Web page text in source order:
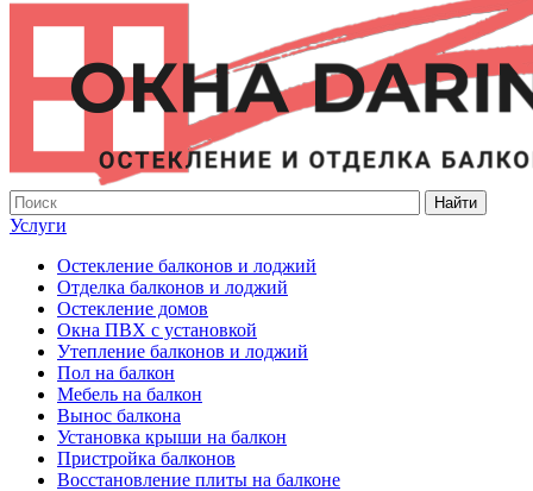
Найти
Услуги
Остекление балконов и лоджий
Отделка балконов и лоджий
Остекление домов
Окна ПВХ с установкой
Утепление балконов и лоджий
Пол на балкон
Мебель на балкон
Вынос балкона
Установка крыши на балкон
Пристройка балконов
Восстановление плиты на балконе